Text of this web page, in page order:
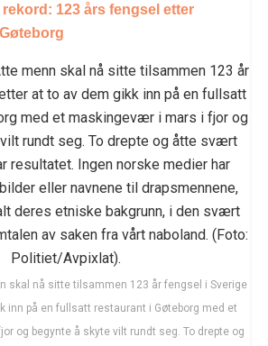
123 års fengsel etter
skal nå sitte tilsammen 123 år fengsel i Sverige
inn på en fullsatt restaurant i Gøteborg med et
og begynte å skyte vilt rundt seg. To drepte og